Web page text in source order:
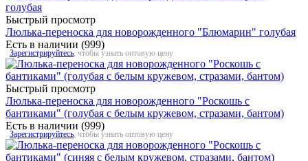
Быстрый просмотр
Люлька-переноска для новорожденного "Блюмарин" голубая
Есть в наличии (999)
Зарегистрируйтесь, чтобы узнать оптовую цену
Быстрый просмотр
Люлька-переноска для новорожденного "Роскошь с
бантиками" (голубая с белым кружевом, стразами, бантом)
Есть в наличии (999)
Зарегистрируйтесь, чтобы узнать оптовую цену